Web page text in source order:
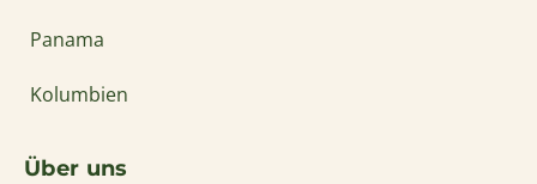
Panama
Kolumbien
Über uns